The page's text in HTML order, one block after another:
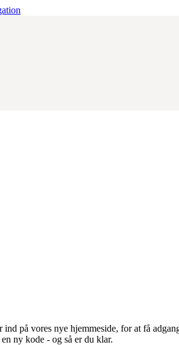
på vores nye hjemmeside, for at få
ny kode - og så er du klar.